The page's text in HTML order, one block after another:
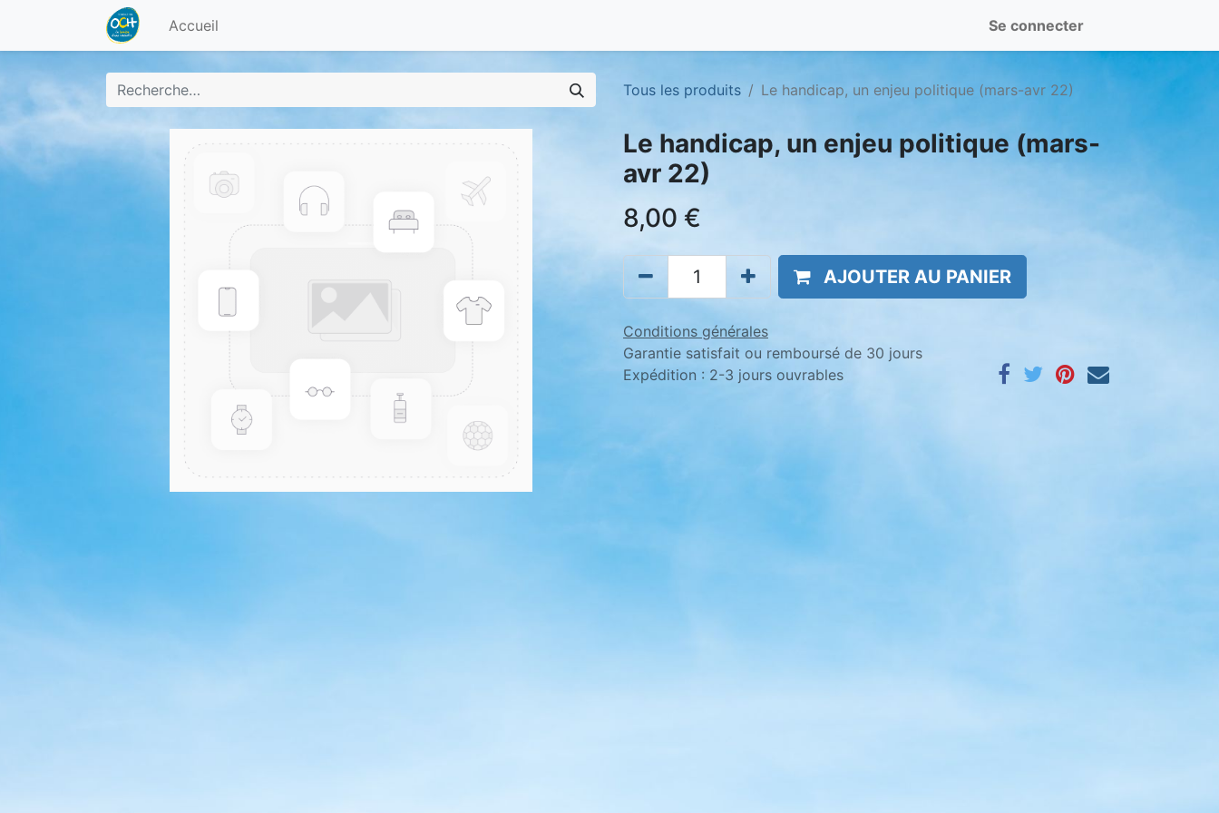
Accueil Se connecter
Tous les produits Le handicap, un enjeu politique (mars-avr 22)
Le handicap, un enjeu politique (mars-
avr 22)
8,00 €
AJOUTER AU PANIER
Conditions générales
Garantie satisfait ou remboursé de 30 jours
Expédition : 2-3 jours ouvrables